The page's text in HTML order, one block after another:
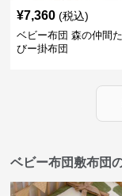
¥7,360 (税込)
ベビー布団 森の仲間
びー掛布団
ベビー布団敷布団